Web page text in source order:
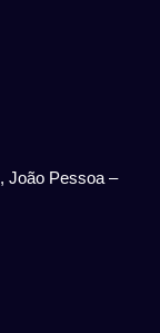
João Pessoa –